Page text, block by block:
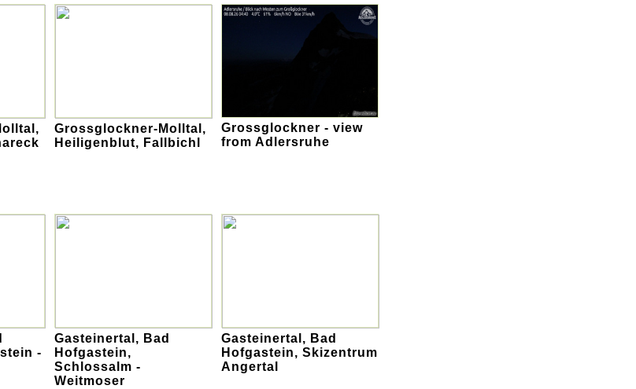
Grossglockner-Molltal,
Heiligenblut, Fallbichl
Grossglockner - view
from Adlersruhe
-
Gasteinertal, Bad
Hofgastein,
Schlossalm -
Weitmoser
Gasteinertal, Bad
Hofgastein, Skizentrum
Angertal